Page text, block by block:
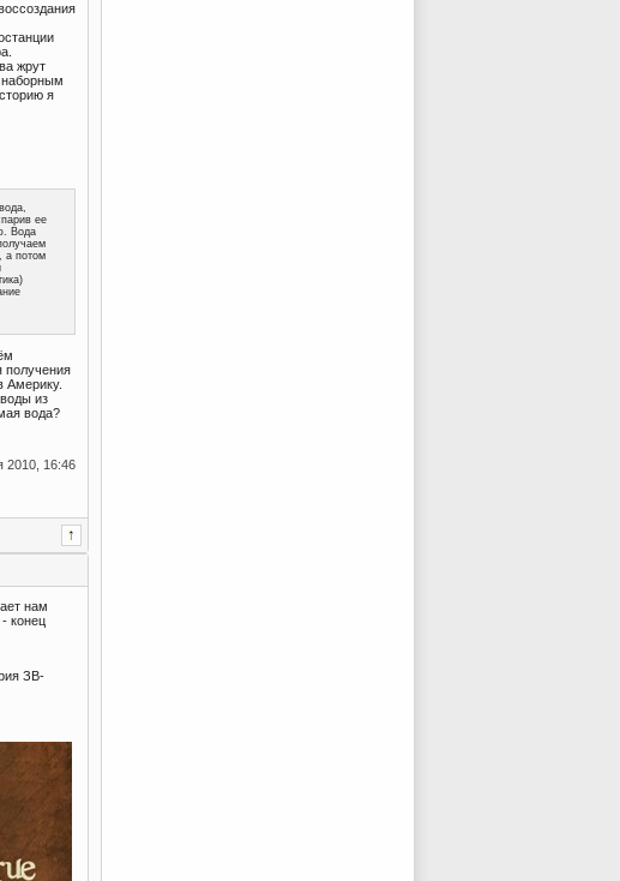
жрут
наборным
я
ее
Вода
а потом
получения
Америку.
из
вода?
2010, 16:46
нам
конец
ЗВ-